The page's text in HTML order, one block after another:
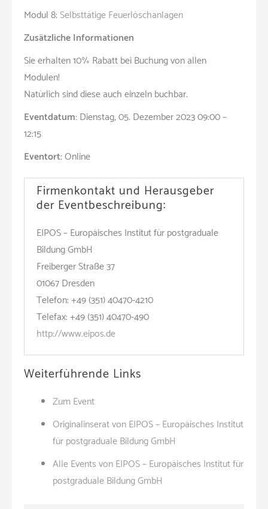
Modul 8:Selbsttätige Feuerlöschanlagen
Zusätzliche Informationen
Sie erhalten 10% Rabatt bei Buchung von allen
Modulen!
Natürlich sind diese auch einzeln buchbar.
Eventdatum:Dienstag, 05. Dezember 2023 09:00 –
12:15
Eventort:Online
Firmenkontakt und Herausgeber
der Eventbeschreibung:
EIPOS – Europäisches Institut für postgraduale
Bildung GmbH
Freiberger Straße 37
01067 Dresden
Telefon: +49 (351) 40470-4210
Telefax: +49 (351) 40470-490
http://www.eipos.de
Weiterführende Links
Zum Event
Originalinserat von EIPOS – Europäisches Institut
für postgraduale Bildung GmbH
Alle Events von EIPOS – Europäisches Institut für
postgraduale Bildung GmbH